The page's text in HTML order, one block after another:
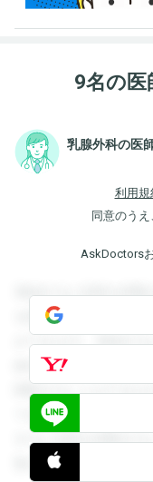
9名の
乳腺外科の医
利用規
同意のう
AskDoctors
登録すると回答を閲
を閲覧することがで
ができます。登録す
録すると回答を閲覧
閲覧することができ
できます。登録する
すると回答を閲覧す
覧することができます